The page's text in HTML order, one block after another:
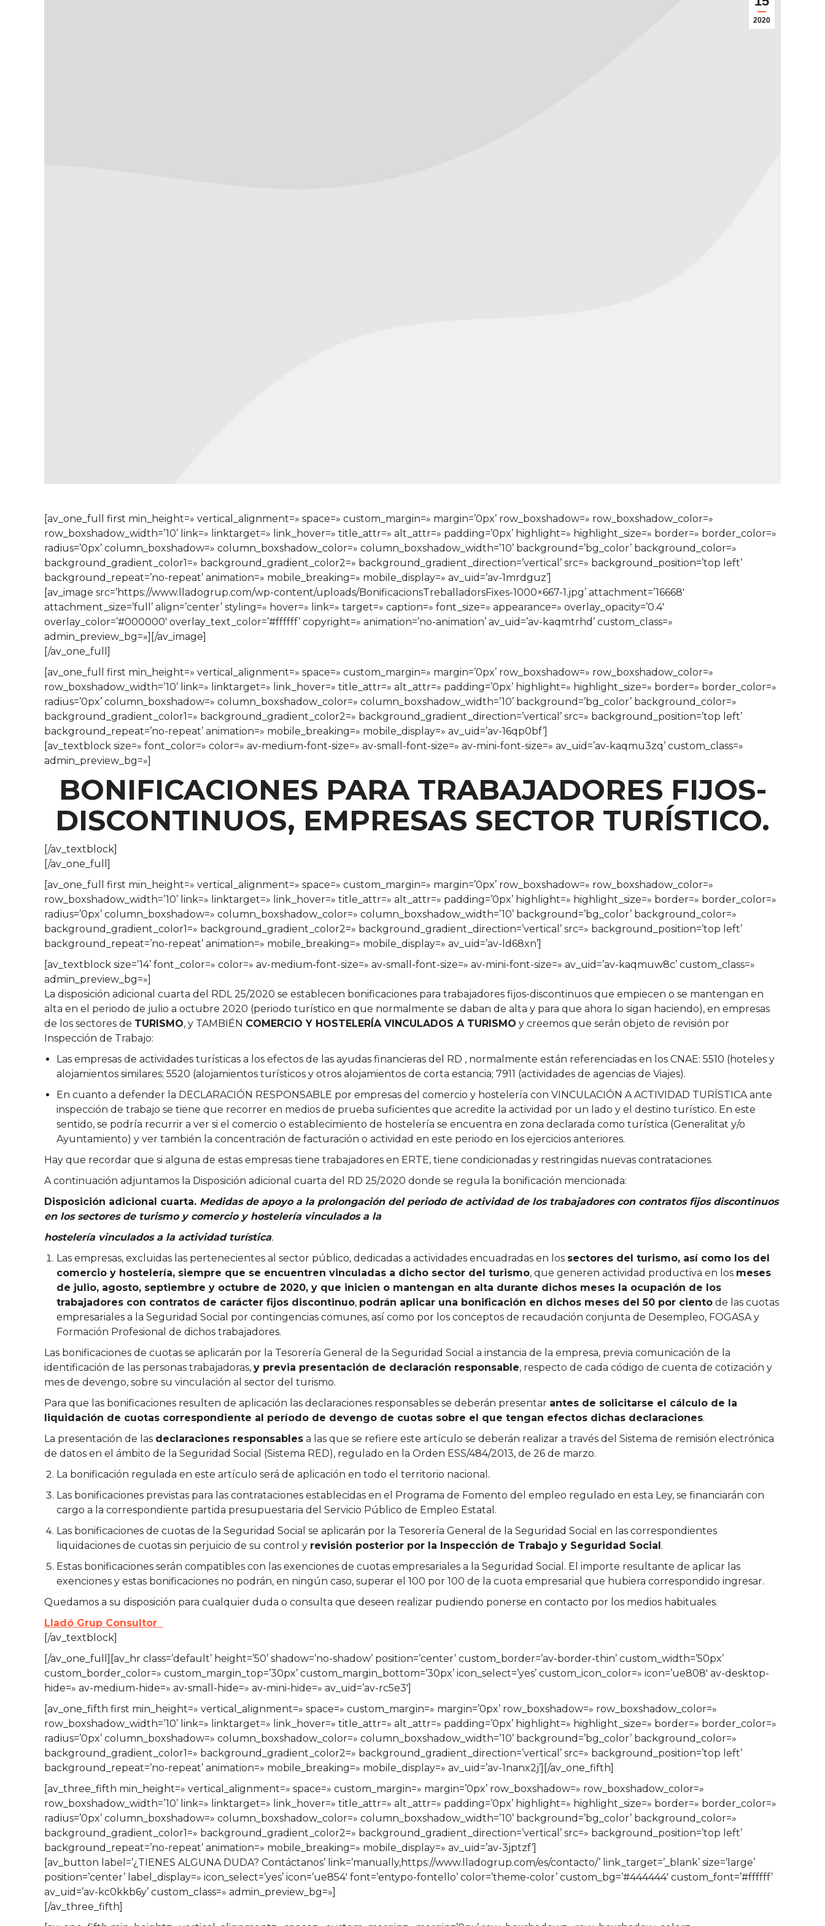
2020
[av_one_full first min_height=» vertical_alignment=» space=» custom_margin=» margin=’0px’ row_boxshadow=» row_boxshadow_color=»
row_boxshadow_width=’10’ link=» linktarget=» link_hover=» title_attr=» alt_attr=» padding=’0px’ highlight=» highlight_size=» border=» border_color=»
radius=’0px’ column_boxshadow=» column_boxshadow_color=» column_boxshadow_width=’10’ background=’bg_color’ background_color=»
background_gradient_color1=» background_gradient_color2=» background_gradient_direction=’vertical’ src=» background_position=’top left’
background_repeat=’no-repeat’ animation=» mobile_breaking=» mobile_display=» av_uid=’av-1mrdguz’]
[av_image src=’https://www.lladogrup.com/wp-content/uploads/BonificacionsTreballadorsFixes-1000×667-1.jpg’ attachment=’16668′
attachment_size=’full’ align=’center’ styling=» hover=» link=» target=» caption=» font_size=» appearance=» overlay_opacity=’0.4′
overlay_color=’#000000′ overlay_text_color=’#ffffff’ copyright=» animation=’no-animation’ av_uid=’av-kaqmtrhd’ custom_class=»
admin_preview_bg=»][/av_image]
[/av_one_full]
[av_one_full first min_height=» vertical_alignment=» space=» custom_margin=» margin=’0px’ row_boxshadow=» row_boxshadow_color=»
row_boxshadow_width=’10’ link=» linktarget=» link_hover=» title_attr=» alt_attr=» padding=’0px’ highlight=» highlight_size=» border=» border_color=»
radius=’0px’ column_boxshadow=» column_boxshadow_color=» column_boxshadow_width=’10’ background=’bg_color’ background_color=»
background_gradient_color1=» background_gradient_color2=» background_gradient_direction=’vertical’ src=» background_position=’top left’
background_repeat=’no-repeat’ animation=» mobile_breaking=» mobile_display=» av_uid=’av-16qp0bf’]
[av_textblock size=» font_color=» color=» av-medium-font-size=» av-small-font-size=» av-mini-font-size=» av_uid=’av-kaqmu3zq’ custom_class=»
admin_preview_bg=»]
BONIFICACIONES PARA TRABAJADORES FIJOS-
DISCONTINUOS, EMPRESAS SECTOR TURÍSTICO.
[/av_textblock]
[/av_one_full]
[av_one_full first min_height=» vertical_alignment=» space=» custom_margin=» margin=’0px’ row_boxshadow=» row_boxshadow_color=»
row_boxshadow_width=’10’ link=» linktarget=» link_hover=» title_attr=» alt_attr=» padding=’0px’ highlight=» highlight_size=» border=» border_color=»
radius=’0px’ column_boxshadow=» column_boxshadow_color=» column_boxshadow_width=’10’ background=’bg_color’ background_color=»
background_gradient_color1=» background_gradient_color2=» background_gradient_direction=’vertical’ src=» background_position=’top left’
background_repeat=’no-repeat’ animation=» mobile_breaking=» mobile_display=» av_uid=’av-ld68xn’]
[av_textblock size=’14’ font_color=» color=» av-medium-font-size=» av-small-font-size=» av-mini-font-size=» av_uid=’av-kaqmuw8c’ custom_class=»
admin_preview_bg=»]
La disposición adicional cuarta del RDL 25/2020 se establecen bonificaciones para trabajadores fijos-discontinuos que empiecen o se mantengan en
alta en el periodo de julio a octubre 2020 (periodo turístico en que normalmente se daban de alta y para que ahora lo sigan haciendo), en empresas
de los sectores de TURISMO, y TAMBIÉN COMERCIO Y HOSTELERÍA VINCULADOS A TURISMO y creemos que serán objeto de revisión por
Inspección de Trabajo:
Las empresas de actividades turísticas a los efectos de las ayudas financieras del RD , normalmente están referenciadas en los CNAE: 5510 (hoteles y
alojamientos similares; 5520 (alojamientos turísticos y otros alojamientos de corta estancia; 7911 (actividades de agencias de Viajes).
En cuanto a defender la DECLARACIÓN RESPONSABLE por empresas del comercio y hostelería con VINCULACIÓN A ACTIVIDAD TURÍSTICA ante
inspección de trabajo se tiene que recorrer en medios de prueba suficientes que acredite la actividad por un lado y el destino turístico. En este
sentido, se podría recurrir a ver si el comercio o establecimiento de hostelería se encuentra en zona declarada como turística (Generalitat y/o
Ayuntamiento) y ver también la concentración de facturación o actividad en este periodo en los ejercicios anteriores.
Hay que recordar que si alguna de estas empresas tiene trabajadores en ERTE, tiene condicionadas y restringidas nuevas contrataciones.
A continuación adjuntamos la Disposición adicional cuarta del RD 25/2020 donde se regula la bonificación mencionada:
Disposición adicional cuarta. Medidas de apoyo a la prolongación del periodo de actividad de los trabajadores con contratos fijos discontinuos
en los sectores de turismo y comercio y hostelería vinculados a la
hostelería vinculados a la actividad turística.
Las empresas, excluidas las pertenecientes al sector público, dedicadas a actividades encuadradas en los sectores del turismo, así como los del
comercio y hostelería, siempre que se encuentren vinculadas a dicho sector del turismo, que generen actividad productiva en los meses
de julio, agosto, septiembre y octubre de 2020, y que inicien o mantengan en alta durante dichos meses la ocupación de los
trabajadores con contratos de carácter fijos discontinuo, podrán aplicar una bonificación en dichos meses del 50 por ciento de las cuotas
empresariales a la Seguridad Social por contingencias comunes, así como por los conceptos de recaudación conjunta de Desempleo, FOGASA y
Formación Profesional de dichos trabajadores.
Las bonificaciones de cuotas se aplicarán por la Tesorería General de la Seguridad Social a instancia de la empresa, previa comunicación de la
identificación de las personas trabajadoras, y previa presentación de declaración responsable, respecto de cada código de cuenta de cotización y
mes de devengo, sobre su vinculación al sector del turismo.
Para que las bonificaciones resulten de aplicación las declaraciones responsables se deberán presentar antes de solicitarse el cálculo de la
liquidación de cuotas correspondiente al período de devengo de cuotas sobre el que tengan efectos dichas declaraciones.
La presentación de las declaraciones responsables a las que se refiere este artículo se deberán realizar a través del Sistema de remisión electrónica
de datos en el ámbito de la Seguridad Social (Sistema RED), regulado en la Orden ESS/484/2013, de 26 de marzo.
La bonificación regulada en este artículo será de aplicación en todo el territorio nacional.
Las bonificaciones previstas para las contrataciones establecidas en el Programa de Fomento del empleo regulado en esta Ley, se financiarán con
cargo a la correspondiente partida presupuestaria del Servicio Público de Empleo Estatal.
Las bonificaciones de cuotas de la Seguridad Social se aplicarán por la Tesorería General de la Seguridad Social en las correspondientes
liquidaciones de cuotas sin perjuicio de su control y revisión posterior por la Inspección de Trabajo y Seguridad Social.
Estas bonificaciones serán compatibles con las exenciones de cuotas empresariales a la Seguridad Social. El importe resultante de aplicar las
exenciones y estas bonificaciones no podrán, en ningún caso, superar el 100 por 100 de la cuota empresarial que hubiera correspondido ingresar.
Quedamos a su disposición para cualquier duda o consulta que deseen realizar pudiendo ponerse en contacto por los medios habituales.
Lladó Grup Consultor
[/av_textblock]
[/av_one_full][av_hr class=’default’ height=’50’ shadow=’no-shadow’ position=’center’ custom_border=’av-border-thin’ custom_width=’50px’
custom_border_color=» custom_margin_top=’30px’ custom_margin_bottom=’30px’ icon_select=’yes’ custom_icon_color=» icon=’ue808′ av-desktop-
hide=» av-medium-hide=» av-small-hide=» av-mini-hide=» av_uid=’av-rc5e3′]
[av_one_fifth first min_height=» vertical_alignment=» space=» custom_margin=» margin=’0px’ row_boxshadow=» row_boxshadow_color=»
row_boxshadow_width=’10’ link=» linktarget=» link_hover=» title_attr=» alt_attr=» padding=’0px’ highlight=» highlight_size=» border=» border_color=»
radius=’0px’ column_boxshadow=» column_boxshadow_color=» column_boxshadow_width=’10’ background=’bg_color’ background_color=»
background_gradient_color1=» background_gradient_color2=» background_gradient_direction=’vertical’ src=» background_position=’top left’
background_repeat=’no-repeat’ animation=» mobile_breaking=» mobile_display=» av_uid=’av-1nanx2j’][/av_one_fifth]
[av_three_fifth min_height=» vertical_alignment=» space=» custom_margin=» margin=’0px’ row_boxshadow=» row_boxshadow_color=»
row_boxshadow_width=’10’ link=» linktarget=» link_hover=» title_attr=» alt_attr=» padding=’0px’ highlight=» highlight_size=» border=» border_color=»
radius=’0px’ column_boxshadow=» column_boxshadow_color=» column_boxshadow_width=’10’ background=’bg_color’ background_color=»
background_gradient_color1=» background_gradient_color2=» background_gradient_direction=’vertical’ src=» background_position=’top left’
background_repeat=’no-repeat’ animation=» mobile_breaking=» mobile_display=» av_uid=’av-3jptzf’]
[av_button label=’¿TIENES ALGUNA DUDA? Contáctanos’ link=’manually,https://www.lladogrup.com/es/contacto/’ link_target=’_blank’ size=’large’
position=’center’ label_display=» icon_select=’yes’ icon=’ue854′ font=’entypo-fontello’ color=’theme-color’ custom_bg=’#444444′ custom_font=’#ffffff’
av_uid=’av-kc0kkb6y’ custom_class=» admin_preview_bg=»]
[/av_three_fifth]